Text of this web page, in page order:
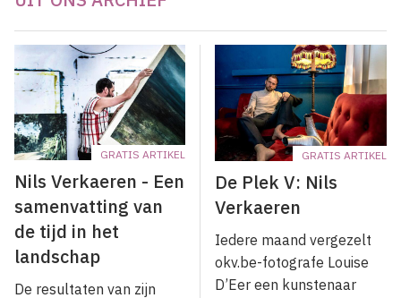
GRATIS ARTIKEL
Nils Verkaeren - Een
samenvatting van
de tijd in het
landschap
De resultaten van zijn
GRATIS ARTIKEL
De Plek V: Nils
Verkaeren
Iedere maand vergezelt
okv.be-fotografe Louise
D’Eer een kunstenaar